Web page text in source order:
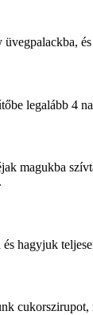
legalább 4
magukba
hagyjuk